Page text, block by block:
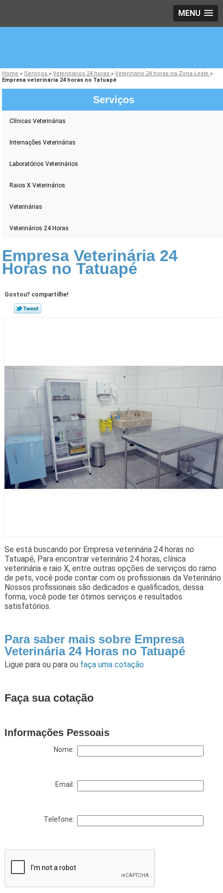
MENU
Home » Serviços»Veterinários 24 horas»Veterinário 24 horas na Zona Leste»
Empresa veterinária 24 horas no Tatuapé
Serviços
Clínicas Veterinárias
Internações Veterinárias
Laboratórios Veterinários
Raios X Veterinários
Veterinárias
Veterinários 24 Horas
Empresa Veterinária 24
Horas no Tatuapé
Gostou? compartilhe!
Se está buscando por Empresa veterinária 24 horas no
Tatuapé, Para encontrar veterinário 24 horas, clínica
veterinária e raio X, entre outras opções de serviços do ramo
de pets, você pode contar com os profissionais da Veterinário.
Nossos profissionais são dedicados e qualificados, dessa
forma, você pode ter ótimos serviços e resultados
satisfatórios.
Para saber mais sobre Empresa
Veterinária 24 Horas no Tatuapé
Ligue para ou para ou faça uma cotação
Faça sua cotação
Informações Pessoais
Nome:
Email:
Telefone: